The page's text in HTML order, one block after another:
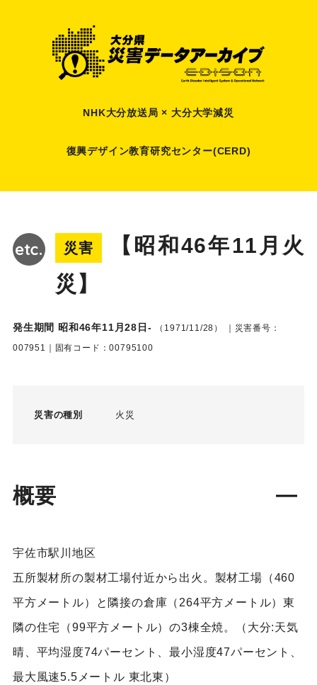
NHK大分放送局 × 大分大学減災
復興デザイン教育研究センター(CERD)
災害
【昭和46年11月火
災】
発生期間 昭和46年11月28日- （1971/11/28）
｜災害番号：
007951｜固有コード：00795100
災害の種別 火災
概要
宇佐市駅川地区
五所製材所の製材工場付近から出火。製材工場（460
平方メートル）と隣接の倉庫（264平方メートル）東
隣の住宅（99平方メートル）の3棟全焼。（大分:天気
晴、平均湿度74パーセント、最小湿度47パーセント、
最大風速5.5メートル 東北東）